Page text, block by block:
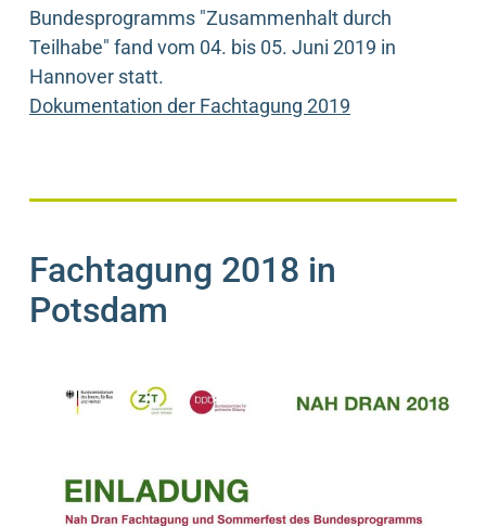
Bundesprogramms "Zusammenhalt durch
Teilhabe" fand vom 04. bis 05. Juni 2019 in
Hannover statt.
Dokumentation der Fachtagung 2019
Fachtagung 2018 in
Potsdam